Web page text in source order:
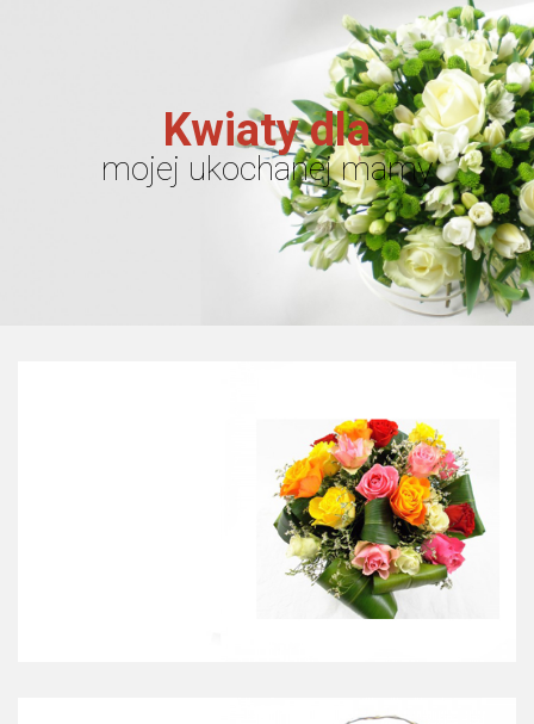
Kwiaty dla
mojej ukochanej mamy